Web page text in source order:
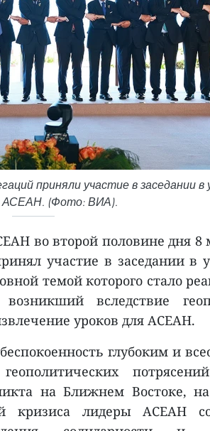
приняли участие в заседании в
АСЕАН. (Фото: ВИА).
во второй половине дня 8
участие в заседании в
темой которого стало
вследствие
уроков для АСЕАН.
глубоким и
на Ближнем Востоке,
кризиса лидеры АСЕАН